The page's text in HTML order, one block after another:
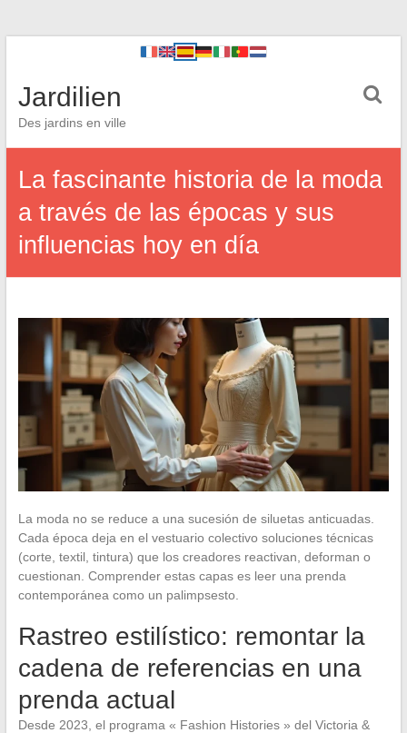
Jardilien
Des jardins en ville
La fascinante historia de la moda
a través de las épocas y sus
influencias hoy en día
La moda no se reduce a una sucesión de siluetas anticuadas.
Cada época deja en el vestuario colectivo soluciones técnicas
(corte, textil, tintura) que los creadores reactivan, deforman o
cuestionan. Comprender estas capas es leer una prenda
contemporánea como un palimpsesto.
Rastreo estilístico: remontar la
cadena de referencias en una
prenda actual
Desde 2023, el programa « Fashion Histories » del Victoria &